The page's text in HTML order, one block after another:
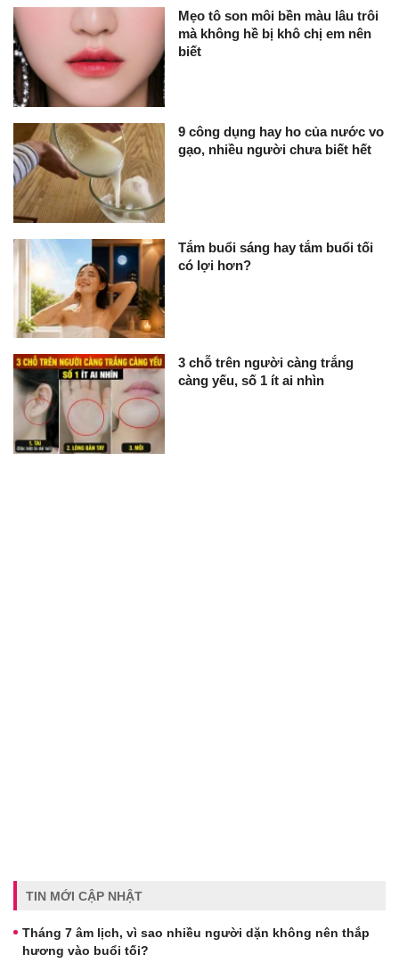
Mẹo tô son môi bền màu lâu trôi
mà không hề bị khô chị em nên
biết
9 công dụng hay ho của nước vo
gạo, nhiều người chưa biết hết
Tắm buổi sáng hay tắm buổi tối
có lợi hơn?
3 chỗ trên người càng trắng
càng yếu, số 1 ít ai nhìn
TIN MỚI CẬP NHẬT
Tháng 7 âm lịch, vì sao nhiều người dặn không nên thắp
hương vào buổi tối?